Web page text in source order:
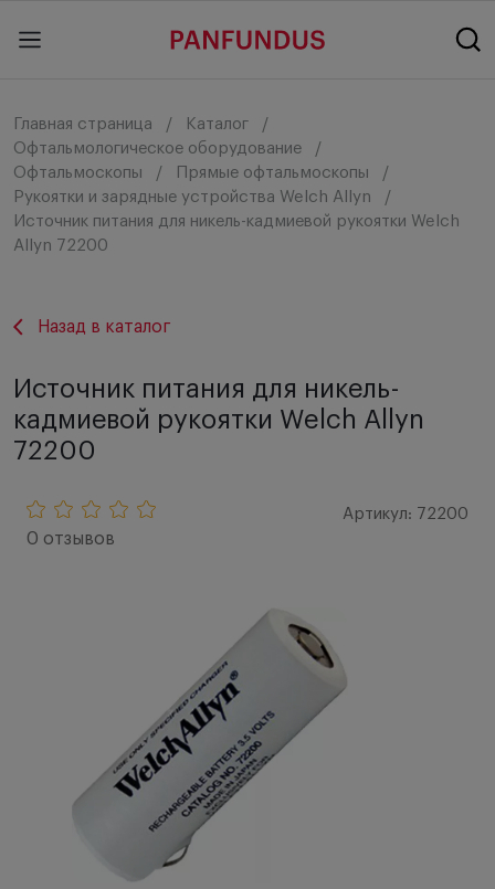
Главная страница
Каталог
Офтальмологическое оборудование
Офтальмоскопы
Прямые офтальмоскопы
Рукоятки и зарядные устройства Welch Allyn
Источник питания для никель-кадмиевой рукоятки Welch
Allyn 72200
Назад в каталог
Источник питания для никель-
кадмиевой рукоятки Welch Allyn
72200
0 отзывов
Артикул: 72200